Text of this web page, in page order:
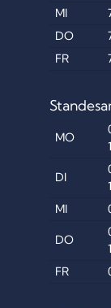
MI
DO
FR
MO
DI
MI
DO
FR